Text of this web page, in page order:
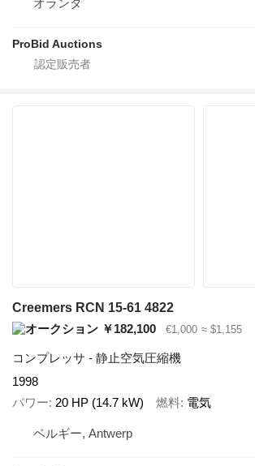
ProBid Auctions
Creemers RCN 15-61 4822
￥182,100
€1,000 ≈ $1,155
コンプレッサ - 静止空気圧縮機
1998
パワー 20 HP (14.7 kW) 燃料 電気
ベルギー, Antwerp